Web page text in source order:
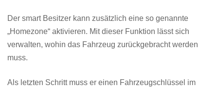
Der smart Besitzer kann zusätzlich eine so genannte
„Homezone“ aktivieren. Mit dieser Funktion lässt sich
verwalten, wohin das Fahrzeug zurückgebracht werden
muss.
Als letzten Schritt muss er einen Fahrzeugschlüssel im